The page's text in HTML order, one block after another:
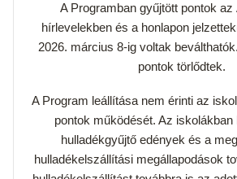
A Programban gyűjtött pontok az
hírlevelekben és a honlapon
2026. március 8-ig voltak
pontok törlődtek.
A Program leállítása nem érinti az
pontok működését. Az
hulladékgyűjtő edények és a
hulladékelszállítási megállapodások